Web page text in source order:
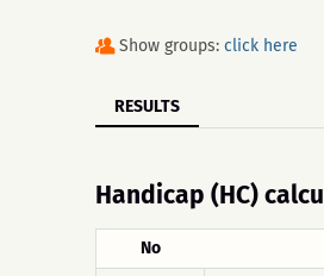
Show groups: click here
RESULTS
Handicap (HC)
No